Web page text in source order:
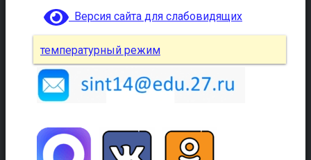
Версия сайта для слабовидящих
температурный режим